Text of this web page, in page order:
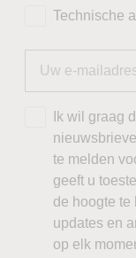
Technische
Ik wil graag
te melden
geeft u
de hoogte te
updates en
op elk